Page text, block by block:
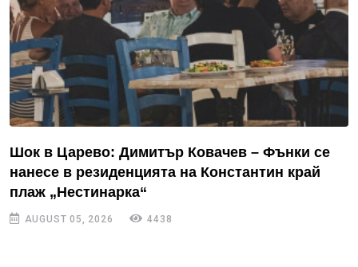
Шок в Царево: Димитър Ковачев – Фънки се
нанесе в резиденцията на Константин край
плаж „Нестинарка“
AUGUST 05, 2026 4438